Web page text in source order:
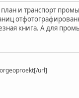
и транспорт
книга. А для
url]